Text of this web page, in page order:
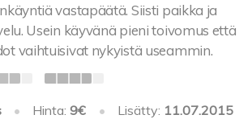
vastapäätä. Siisti paikka ja
Usein käyvänä pieni toivomus että
vaihtuisivat nykyistä useammin.
• Hinta:9€ • Lisätty: 11.07.2015